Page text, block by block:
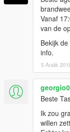
Vanaf
van de
Bekijk
info.
5 Aralık
Beste
Ik zou
willen